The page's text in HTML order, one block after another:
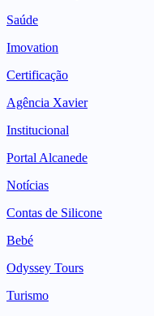
Saúde
Imovation
Certificação
Agência Xavier
Institucional
Portal Alcanede
Notícias
Contas de Silicone
Bebé
Odyssey Tours
Turismo